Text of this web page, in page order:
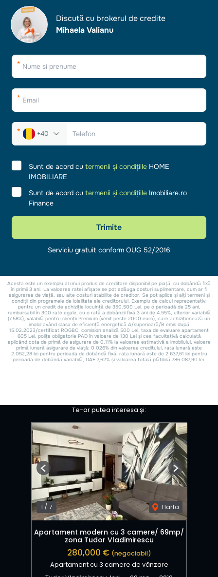
Te-ar putea interesa și:
1 / 7 Harta
Previous Next
Apartament modern cu 3 camere/ 69mp/
zona Tudor Vladimirescu
280,000 € (negociabil)
Apartament cu 3 camere de vânzare